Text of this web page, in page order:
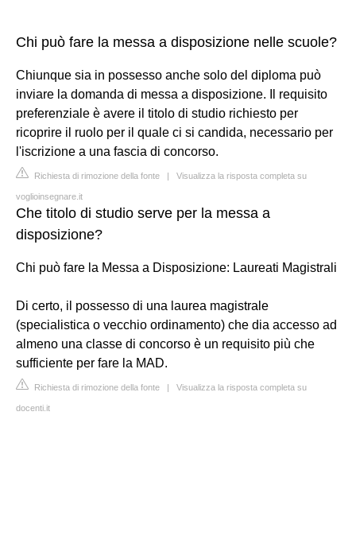
Chi può fare la messa a disposizione nelle scuole?
Chiunque sia in possesso anche solo del diploma può
inviare la domanda di messa a disposizione. Il requisito
preferenziale è avere il titolo di studio richiesto per
ricoprire il ruolo per il quale ci si candida, necessario per
l'iscrizione a una fascia di concorso.
Richiesta di rimozione della fonte | Visualizza la risposta completa su
voglioinsegnare.it
Che titolo di studio serve per la messa a
disposizione?
Chi può fare la Messa a Disposizione: Laureati Magistrali
Di certo, il possesso di una laurea magistrale
(specialistica o vecchio ordinamento) che dia accesso ad
almeno una classe di concorso è un requisito più che
sufficiente per fare la MAD.
Richiesta di rimozione della fonte | Visualizza la risposta completa su
docenti.it